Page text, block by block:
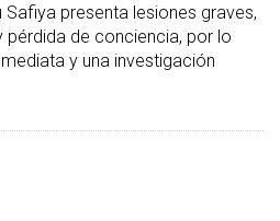
Safiya presenta lesiones graves,
de conciencia, por lo
y una investigación